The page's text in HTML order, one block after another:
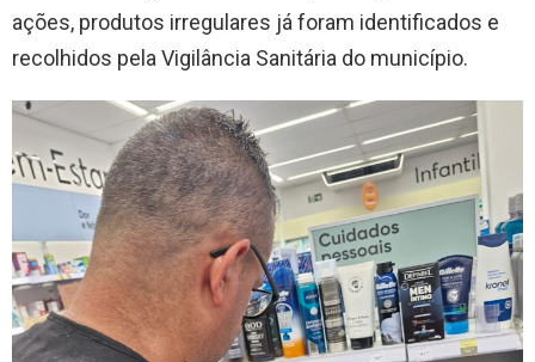
ações, produtos irregulares já foram identificados e
recolhidos pela Vigilância Sanitária do município.